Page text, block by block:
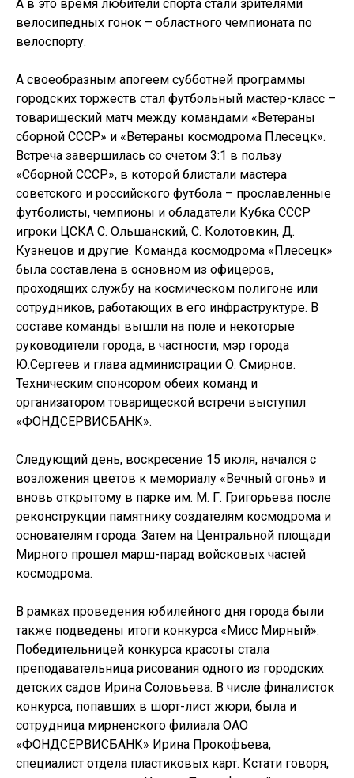
А в это время любители спорта стали зрителями
велосипедных гонок – областного чемпионата по
велоспорту.
А своеобразным апогеем субботней программы
городских торжеств стал футбольный мастер-класс –
товарищеский матч между командами «Ветераны
сборной СССР» и «Ветераны космодрома Плесецк».
Встреча завершилась со счетом 3:1 в пользу
«Сборной СССР», в которой блистали мастера
советского и российского футбола – прославленные
футболисты, чемпионы и обладатели Кубка СССР
игроки ЦСКА С. Ольшанский, С. Колотовкин, Д.
Кузнецов и другие. Команда космодрома «Плесецк»
была составлена в основном из офицеров,
проходящих службу на космическом полигоне или
сотрудников, работающих в его инфраструктуре. В
составе команды вышли на поле и некоторые
руководители города, в частности, мэр города
Ю.Сергеев и глава администрации О. Смирнов.
Техническим спонсором обеих команд и
организатором товарищеской встречи выступил
«ФОНДСЕРВИСБАНК».
Следующий день, воскресение 15 июля, начался с
возложения цветов к мемориалу «Вечный огонь» и
вновь открытому в парке им. М. Г. Григорьева после
реконструкции памятнику создателям космодрома и
основателям города. Затем на Центральной площади
Мирного прошел марш-парад войсковых частей
космодрома.
В рамках проведения юбилейного дня города были
также подведены итоги конкурса «Мисс Мирный».
Победительницей конкурса красоты стала
преподавательница рисования одного из городских
детских садов Ирина Соловьева. В числе финалисток
конкурса, попавших в шорт-лист жюри, была и
сотрудница мирненского филиала ОАО
«ФОНДСЕРВИСБАНК» Ирина Прокофьева,
специалист отдела пластиковых карт. Кстати говоря,